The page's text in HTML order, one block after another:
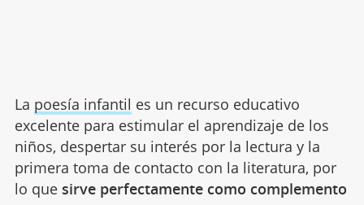
La poesía infantil es un recurso educativo
excelente para estimular el aprendizaje de los
niños, despertar su interés por la lectura y la
primera toma de contacto con la literatura, por
lo quesirve perfectamente como complemento